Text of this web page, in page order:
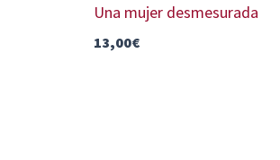
Una mujer desmesurada
13,00€